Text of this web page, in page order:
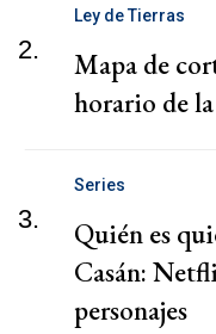
2.
Ley de Tierras
Mapa de
horario de
3.
Series
Quién es
Casán:
personajes